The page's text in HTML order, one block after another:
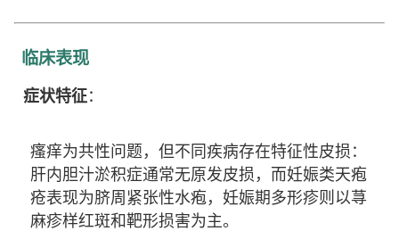
临床表现
症状特征：
瘙痒为共性问题，但不同疾病存在特征性皮损：
肝内胆汁淤积症通常无原发皮损，而妊娠类天疱
疮表现为脐周紧张性水疱，妊娠期多形疹则以荨
麻疹样红斑和靶形损害为主。